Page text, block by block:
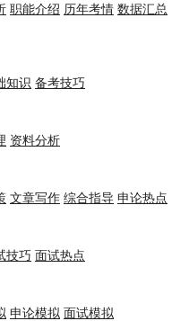
职能介绍 历年考情 数据汇总
知识 备考技巧
资料分析
文章写作 综合指导 申论热点
技巧 面试热点
申论模拟 面试模拟